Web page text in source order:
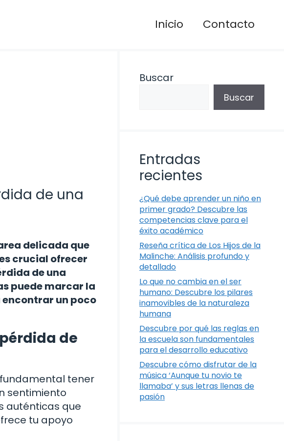
Inicio Contacto
de una
delicada que
crucial ofrecer
de una
puede marcar la
encontrar un poco
de
tener
sentimiento
auténticas que
tu apoyo
Buscar
Buscar
Entradas
recientes
¿Qué debe aprender un niño en
primer grado? Descubre las
competencias clave para el
éxito académico
Reseña crítica de Los Hijos de la
Malinche: Análisis profundo y
detallado
Lo que no cambia en el ser
humano: Descubre los pilares
inamovibles de la naturaleza
humana
Descubre por qué las reglas en
la escuela son fundamentales
para el desarrollo educativo
Descubre cómo disfrutar de la
música ‘Aunque tu novio te
llamaba’ y sus letras llenas de
pasión